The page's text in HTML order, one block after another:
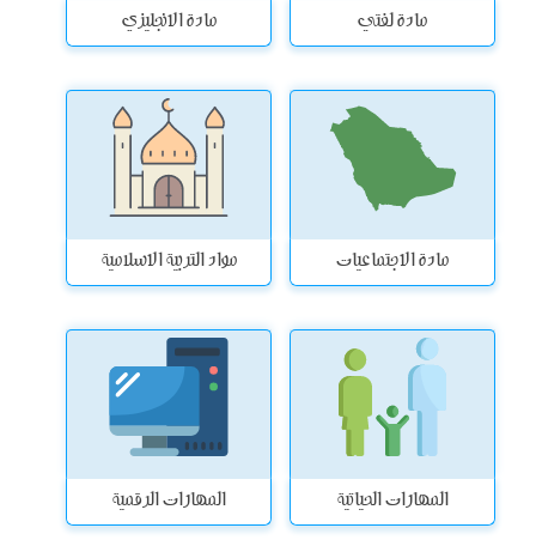
مادة لغتي مادة الانجليزي
مادة الاجتماعيات مواد التربية الاسلامية
المهارات الحياتية المهارات الرقمية